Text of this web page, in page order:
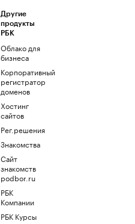
Другие
продукты
РБК
Облако для
бизнеса
Корпоративный
регистратор
доменов
Хостинг
сайтов
Рег.решения
Знакомства
Сайт
знакомств
podbor.ru
РБК
Компании
РБК Курсы